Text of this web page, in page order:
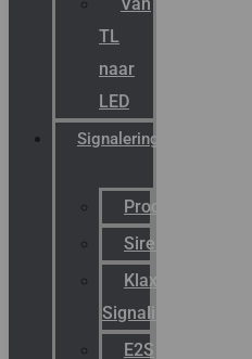
TL
naar
LED
Signalering
Productcatalogus
Sirena
Klaxon
Signaling
E2S